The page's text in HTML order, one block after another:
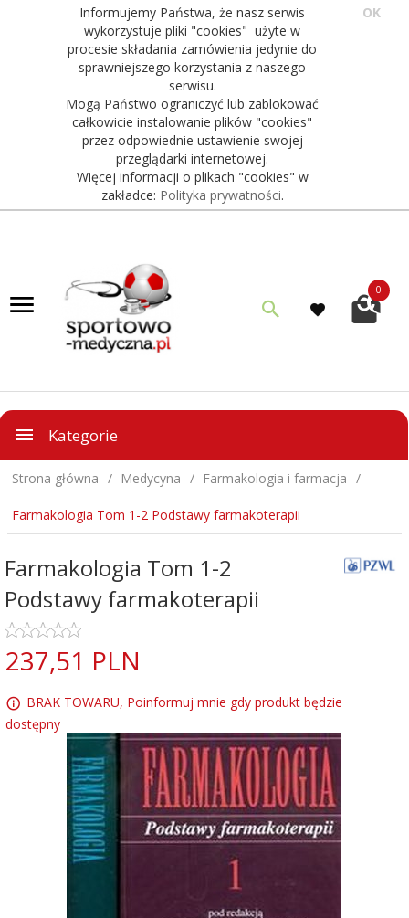
Informujemy Państwa, że nasz serwis
wykorzystuje pliki "cookies" użyte w
procesie składania zamówienia jedynie do
sprawniejszego korzystania z naszego
serwisu.
Mogą Państwo ograniczyć lub zablokować
całkowicie instalowanie plików "cookies"
przez odpowiednie ustawienie swojej
przeglądarki internetowej.
Więcej informacji o plikach "cookies" w
zakładce: Polityka prywatności.
OK
0
Kategorie
Strona główna Medycyna Farmakologia i farmacja
Farmakologia Tom 1-2 Podstawy farmakoterapii
Farmakologia Tom 1-2
Podstawy farmakoterapii
237,51 PLN
BRAK TOWARU, Poinformuj mnie gdy produkt będzie
dostępny